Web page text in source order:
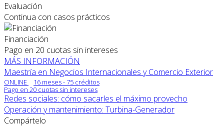
Evaluación
Continua con casos prácticos
Financiación
Pago en 20 cuotas sin intereses
MÁS INFORMACIÓN
Maestría en Negocios Internacionales y Comercio Exterior
ONLINE
16 meses - 75 créditos
Pago en 20 cuotas sin intereses
Redes sociales: cómo sacarles el máximo provecho
Operación y mantenimiento: Turbina-Generador
Compártelo